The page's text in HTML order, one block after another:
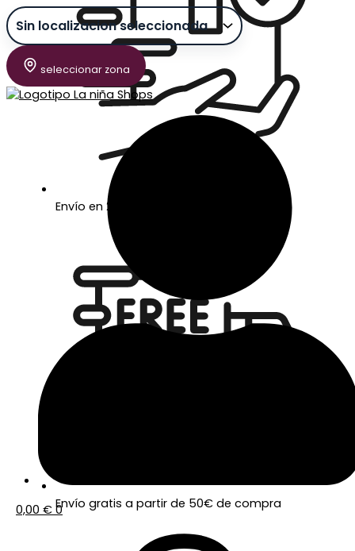
seleccionar zona
0,00 € 0
Envío en 24/48 horas laborables
Envío gratis a partir de 50€ de compra